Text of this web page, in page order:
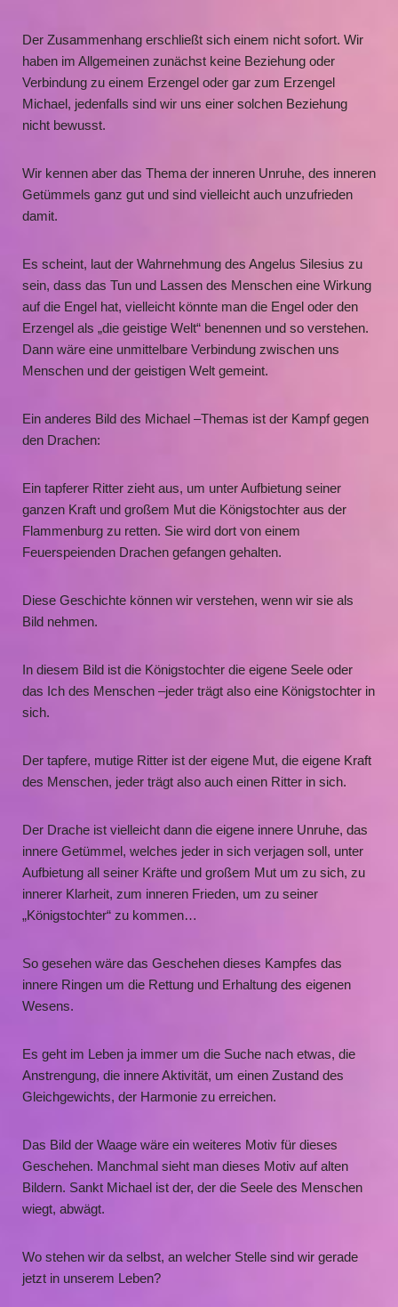
Der Zusammenhang erschließt sich einem nicht sofort. Wir
haben im Allgemeinen zunächst keine Beziehung oder
Verbindung zu einem Erzengel oder gar zum Erzengel
Michael, jedenfalls sind wir uns einer solchen Beziehung
nicht bewusst.
Wir kennen aber das Thema der inneren Unruhe, des inneren
Getümmels ganz gut und sind vielleicht auch unzufrieden
damit.
Es scheint, laut der Wahrnehmung des Angelus Silesius zu
sein, dass das Tun und Lassen des Menschen eine Wirkung
auf die Engel hat, vielleicht könnte man die Engel oder den
Erzengel als „die geistige Welt“ benennen und so verstehen.
Dann wäre eine unmittelbare Verbindung zwischen uns
Menschen und der geistigen Welt gemeint.
Ein anderes Bild des Michael –Themas ist der Kampf gegen
den Drachen:
Ein tapferer Ritter zieht aus, um unter Aufbietung seiner
ganzen Kraft und großem Mut die Königstochter aus der
Flammenburg zu retten. Sie wird dort von einem
Feuerspeienden Drachen gefangen gehalten.
Diese Geschichte können wir verstehen, wenn wir sie als
Bild nehmen.
In diesem Bild ist die Königstochter die eigene Seele oder
das Ich des Menschen –jeder trägt also eine Königstochter in
sich.
Der tapfere, mutige Ritter ist der eigene Mut, die eigene Kraft
des Menschen, jeder trägt also auch einen Ritter in sich.
Der Drache ist vielleicht dann die eigene innere Unruhe, das
innere Getümmel, welches jeder in sich verjagen soll, unter
Aufbietung all seiner Kräfte und großem Mut um zu sich, zu
innerer Klarheit, zum inneren Frieden, um zu seiner
„Königstochter“ zu kommen…
So gesehen wäre das Geschehen dieses Kampfes das
innere Ringen um die Rettung und Erhaltung des eigenen
Wesens.
Es geht im Leben ja immer um die Suche nach etwas, die
Anstrengung, die innere Aktivität, um einen Zustand des
Gleichgewichts, der Harmonie zu erreichen.
Das Bild der Waage wäre ein weiteres Motiv für dieses
Geschehen. Manchmal sieht man dieses Motiv auf alten
Bildern. Sankt Michael ist der, der die Seele des Menschen
wiegt, abwägt.
Wo stehen wir da selbst, an welcher Stelle sind wir gerade
jetzt in unserem Leben?